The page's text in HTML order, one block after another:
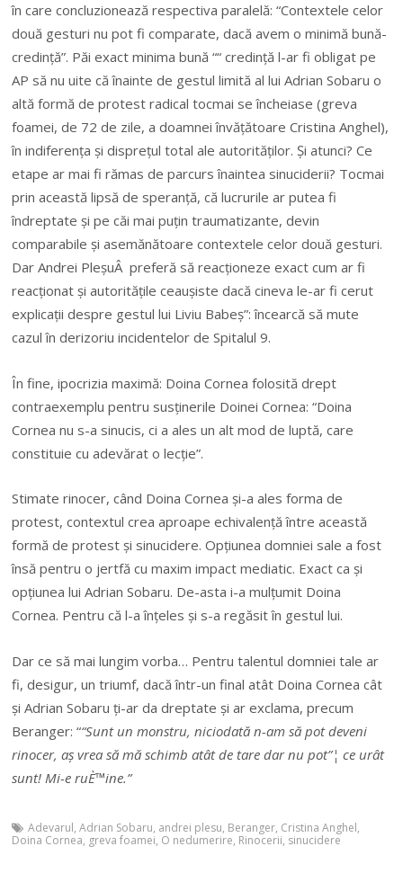
în care concluzionează respectiva paralelă: “Contextele celor
două gesturi nu pot fi comparate, dacă avem o minimă bună-
credință”. Păi exact minima bună ““ credință l-ar fi obligat pe
AP să nu uite că înainte de gestul limită al lui Adrian Sobaru o
altă formă de protest radical tocmai se încheiase (greva
foamei, de 72 de zile, a doamnei învățătoare Cristina Anghel),
în indiferența și disprețul total ale autorităților. Și atunci? Ce
etape ar mai fi rămas de parcurs înaintea sinuciderii? Tocmai
prin această lipsă de speranță, că lucrurile ar putea fi
îndreptate și pe căi mai puțin traumatizante, devin
comparabile și asemănătoare contextele celor două gesturi.
Dar Andrei PleșuÂ preferă să reacționeze exact cum ar fi
reacționat și autoritățile ceaușiste dacă cineva le-ar fi cerut
explicații despre gestul lui Liviu Babeș”: încearcă să mute
cazul în derizoriu incidentelor de Spitalul 9.
În fine, ipocrizia maximă: Doina Cornea folosită drept
contraexemplu pentru susținerile Doinei Cornea: “Doina
Cornea nu s-a sinucis, ci a ales un alt mod de luptă, care
constituie cu adevărat o lecție”.
Stimate rinocer, când Doina Cornea și-a ales forma de
protest, contextul crea aproape echivalență între această
formă de protest și sinucidere. Opțiunea domniei sale a fost
însă pentru o jertfă cu maxim impact mediatic. Exact ca și
opțiunea lui Adrian Sobaru. De-asta i-a mulțumit Doina
Cornea. Pentru că l-a înțeles și s-a regăsit în gestul lui.
Dar ce să mai lungim vorba… Pentru talentul domniei tale ar
fi, desigur, un triumf, dacă într-un final atât Doina Cornea cât
și Adrian Sobaru ți-ar da dreptate și ar exclama, precum
Beranger: ““Sunt un monstru, niciodată n-am să pot deveni
rinocer, aș vrea să mă schimb atât de tare dar nu pot”¦ ce urât
sunt! Mi-e ruÈ™ine.”
Adevarul,Adrian Sobaru, andrei plesu, Beranger, Cristina Anghel,
Doina Cornea, greva foamei, O nedumerire, Rinocerii, sinucidere